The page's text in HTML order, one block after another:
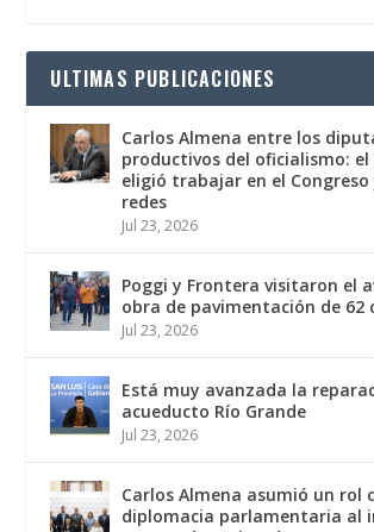
ULTIMAS PUBLICACIONES
Carlos Almena entre los
productivos del oficialismo:
eligió trabajar en el Congreso
redes
Jul 23, 2026
Poggi y Frontera visitaron el
obra de pavimentación de 62
Jul 23, 2026
Está muy avanzada la
acueducto Río Grande
Jul 23, 2026
Carlos Almena asumió un rol
diplomacia parlamentaria al